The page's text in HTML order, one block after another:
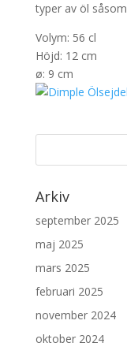
typer av öl såsom
Volym: 56 cl
Höjd: 12 cm
ø: 9 cm
Arkiv
september 2025
maj 2025
mars 2025
februari 2025
november 2024
oktober 2024